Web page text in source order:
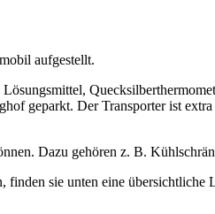
aufgestellt.
geparkt. Der Transporter ist
Dazu gehören z. B.
sie unten eine